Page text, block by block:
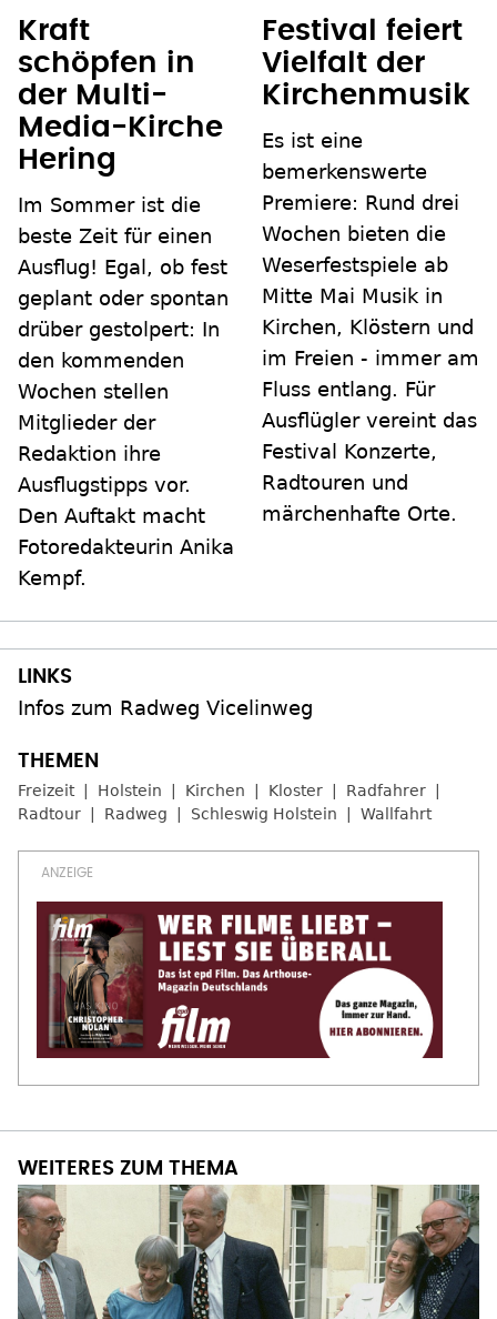
Kraft
schöpfen in
der Multi-
Media-Kirche
Hering
Im Sommer ist die
beste Zeit für einen
Ausflug! Egal, ob fest
geplant oder spontan
drüber gestolpert: In
den kommenden
Wochen stellen
Mitglieder der
Redaktion ihre
Ausflugstipps vor.
Den Auftakt macht
Fotoredakteurin Anika
Kempf.
Festival feiert
Vielfalt der
Kirchenmusik
Es ist eine
bemerkenswerte
Premiere: Rund drei
Wochen bieten die
Weserfestspiele ab
Mitte Mai Musik in
Kirchen, Klöstern und
im Freien - immer am
Fluss entlang. Für
Ausflügler vereint das
Festival Konzerte,
Radtouren und
märchenhafte Orte.
Infos zum Radweg Vicelinweg
Freizeit Holstein Kirchen Kloster
Radfahrer
Radtour
Radweg Schleswig Holstein Wallfahrt
WEITERES ZUM THEMA